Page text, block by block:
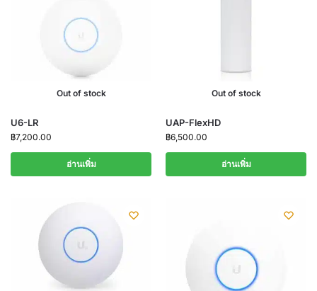
Out of stock
U6-LR
฿7,200.00
อ่านเพิ่ม
Out of stock
UAP-FlexHD
฿6,500.00
อ่านเพิ่ม